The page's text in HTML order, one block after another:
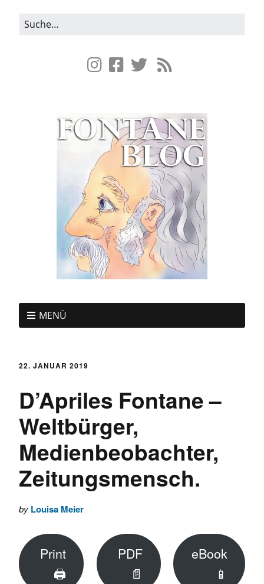
MENÜ
22. JANUAR 2019
D’Apriles Fontane –
Weltbürger,
Medienbeobachter,
Zeitungsmensch.
by Louisa Meier
Print
🖨
PDF
📄
eBook
📱